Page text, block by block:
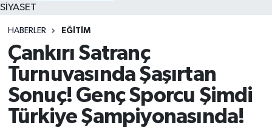
SİYASET
HABERLER EĞİTİM
Çankırı Satranç
Turnuvasında Şaşırtan
Sonuç! Genç Sporcu Şimdi
Türkiye Şampiyonasında!